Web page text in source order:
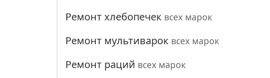
Ремонт хлебопечек всех марок
Ремонт мультиварок всех марок
Ремонт раций всех марок